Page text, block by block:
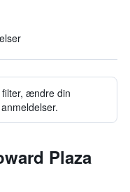
ændre din
Plaza